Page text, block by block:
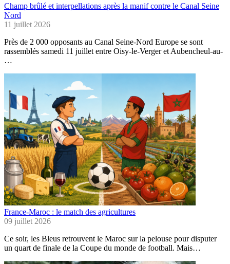
Champ brûlé et interpellations après la manif contre le Canal Seine
Nord
11 juillet 2026
Près de 2 000 opposants au Canal Seine-Nord Europe se sont
rassemblés samedi 11 juillet entre Oisy-le-Verger et Aubencheul-au-
…
France-Maroc : le match des agricultures
09 juillet 2026
Ce soir, les Bleus retrouvent le Maroc sur la pelouse pour disputer
un quart de finale de la Coupe du monde de football. Mais…